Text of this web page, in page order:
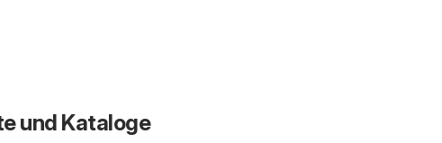
und Kataloge